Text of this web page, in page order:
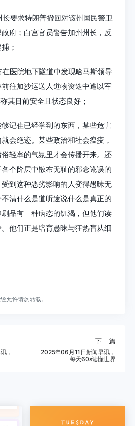
要求特朗普撤回对该州国民警卫
府；白宫官员警告加州州长，反
；
医院地下隧道中发现哈马斯领导
往加沙运送人道物资途中遭以军
其目前安全且状态良好；
够记住已经学到的东西，某些危害
会绝迹。某些政治和社会瘟疫，
轻率的气氛里才会传播开来。还
个阶层中散布无耻的邪念讹误的
到这种恶劣影响的人变得愚昧无
清什么是道听途说什么是真正的
品有一种病态的饥渴，但他们读
他们正是培育愚昧与狂热盲从细
允许请勿转载。
，
下一篇
2025年06月11日新闻早讯，
每天60s读懂世界